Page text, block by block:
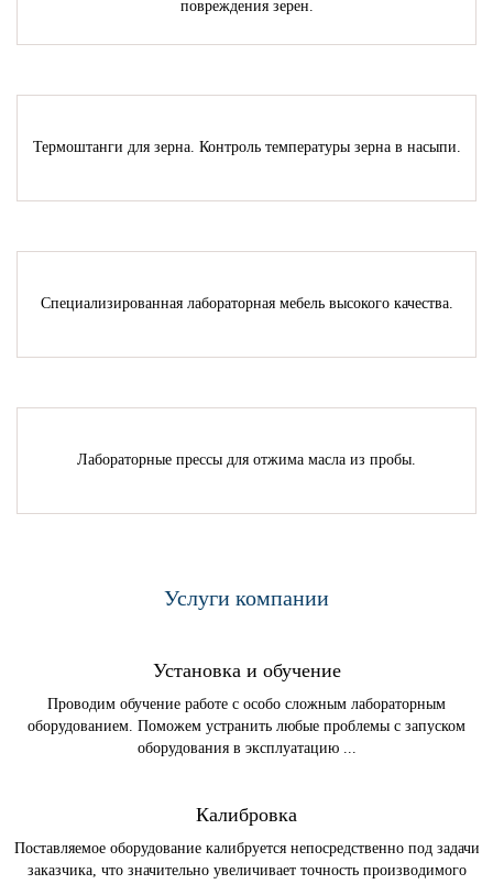
повреждения зерен.
Термоштанги для зерна. Контроль температуры зерна в насыпи.
Специализированная лабораторная мебель высокого качества.
Лабораторные прессы для отжима масла из пробы.
Услуги компании
Установка и обучение
Проводим обучение работе с особо сложным лабораторным
оборудованием. Поможем устранить любые проблемы с запуском
оборудования в эксплуатацию ...
Калибровка
Поставляемое оборудование калибруется непосредственно под задачи
заказчика, что значительно увеличивает точность производимого